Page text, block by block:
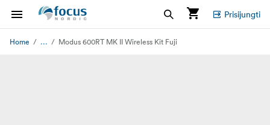
Prisijungti
Home ... Modus 600RT MK II Wireless Kit Fuji